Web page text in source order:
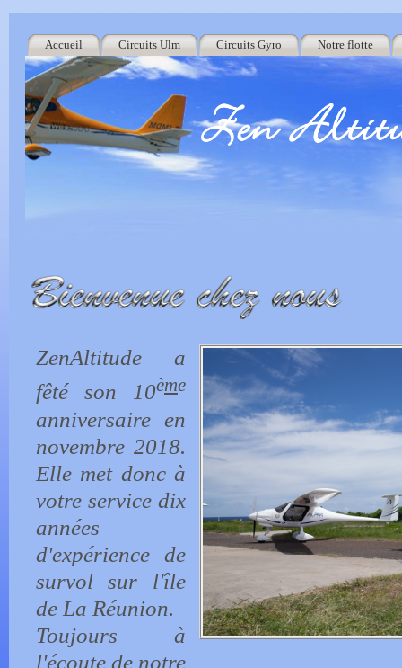
Accueil Circuits Ulm Circuits Gyro Notre flotte
ZenAltitude a
fêté son 10ème
anniversaire en
novembre 2018.
Elle met donc à
votre service dix
années
d'expérience de
survol sur l'île
de La Réunion.
Toujours à
l'écoute de notre